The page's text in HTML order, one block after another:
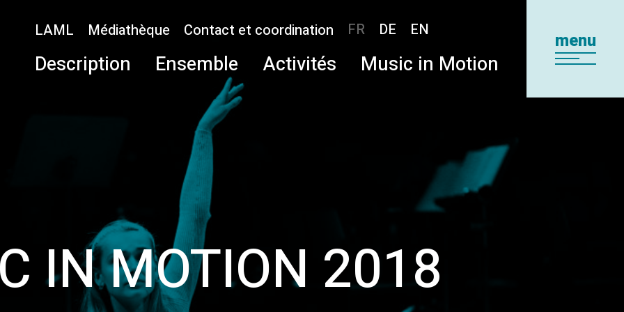
LAML Médiathèque Contact et coordination FR DE EN
Description Ensemble Activités Music in Motion
menu
IN MOTION 2018